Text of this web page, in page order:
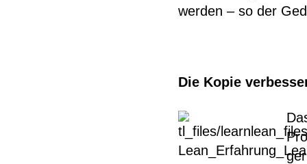
werden – so der
Die Kopie